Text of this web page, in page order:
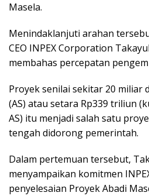
Masela.
Menindaklanjuti arahan
CEO INPEX Corporation
membahas percepatan
Proyek senilai sekitar 20 miliar
(AS) atau setara Rp339 triliun
AS) itu menjadi salah satu
tengah didorong pemerintah.
Dalam pertemuan tersebut,
menyampaikan komitmen
penyelesaian Proyek Abadi